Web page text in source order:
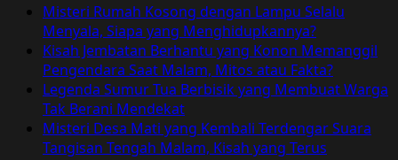
Misteri Rumah Kosong dengan Lampu Selalu
Menyala, Siapa yang Menghidupkannya?
Kisah Jembatan Berhantu yang Konon Memanggil
Pengendara Saat Malam, Mitos atau Fakta?
Legenda Sumur Tua Berbisik yang Membuat Warga
Tak Berani Mendekat
Misteri Desa Mati yang Kembali Terdengar Suara
Tangisan Tengah Malam, Kisah yang Terus